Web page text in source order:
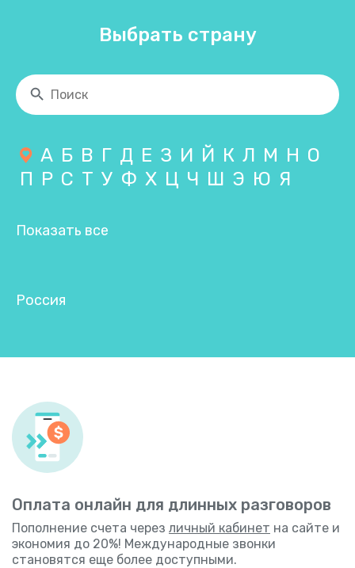
Выбрать страну
А Б В Г Д Е З И Й К Л М Н О
П Р С Т У Ф Х Ц Ч Ш Э Ю Я
Показать все
Россия
Оплата онлайн для длинных разговоров
Пополнение счета через личный кабинет на сайте и
экономия до 20%! Международные звонки
становятся еще более доступными.